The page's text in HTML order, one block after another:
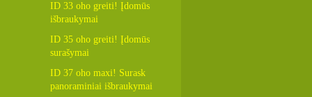
ID 33 oho greiti! Įdomūs
išbraukymai
ID 35 oho greiti! Įdomūs
surašymai
ID 37 oho maxi! Surask
panoraminiai išbraukymai